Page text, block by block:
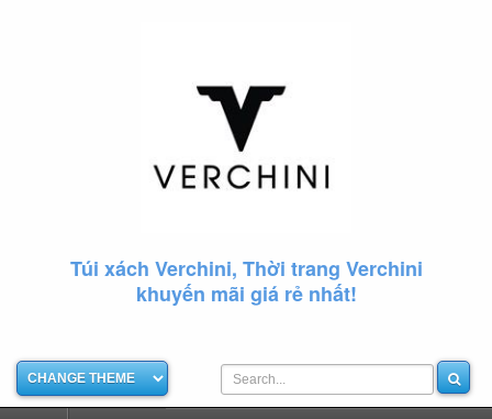
Túi xách Verchini, Thời trang Verchini
khuyến mãi giá rẻ nhất!